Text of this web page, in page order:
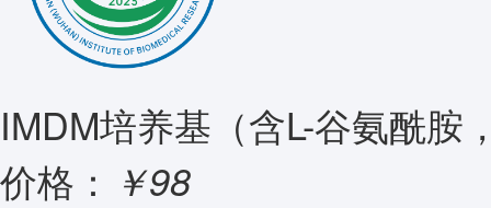
IMDM培养基（含L-谷氨酰胺
价格： ￥98